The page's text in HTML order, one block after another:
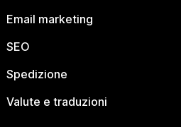
Email marketing
SEO
Spedizione
Valute e traduzioni